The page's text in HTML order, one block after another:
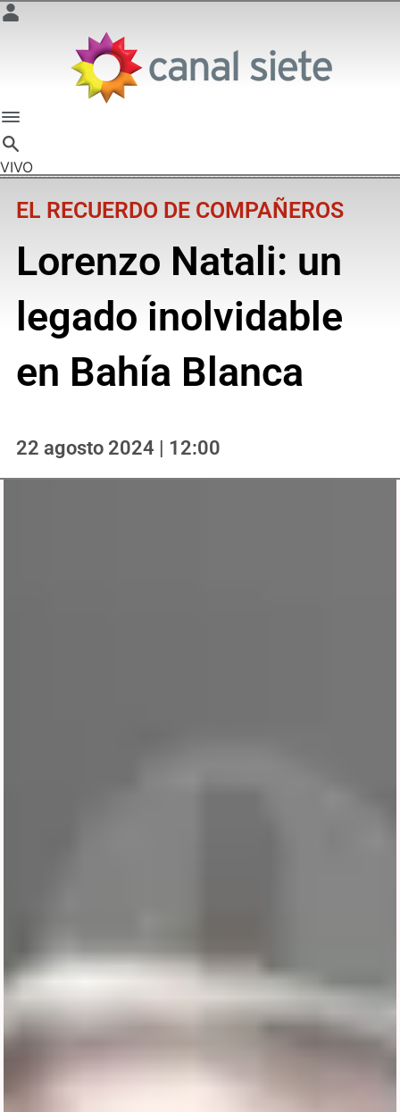
VIVO
EL RECUERDO DE COMPAÑEROS
Lorenzo Natali: un
legado inolvidable
en Bahía Blanca
22 agosto 2024 | 12:00